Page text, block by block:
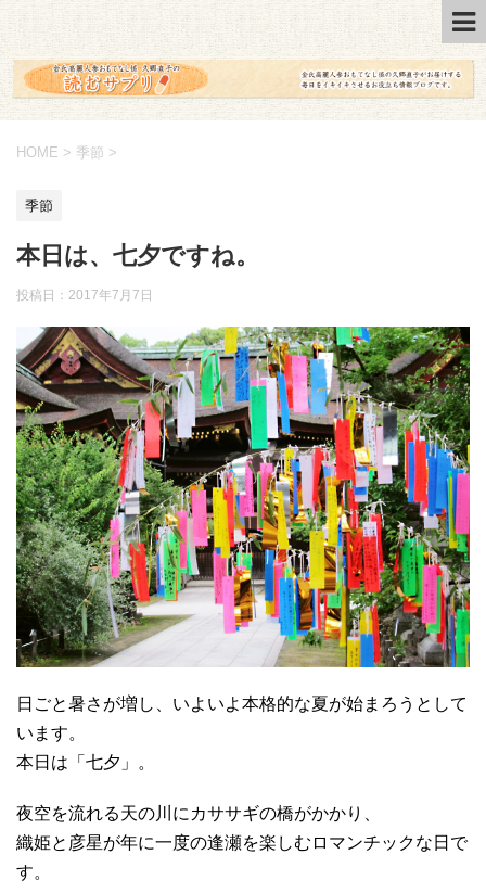
HOME > 季節 >
季節
本日は、七夕ですね。
投稿日：2017年7月7日
日ごと暑さが増し、いよいよ本格的な夏が始まろうとして
います。
本日は「七夕」。
夜空を流れる天の川にカササギの橋がかかり、
織姫と彦星が年に一度の逢瀬を楽しむロマンチックな日で
す。